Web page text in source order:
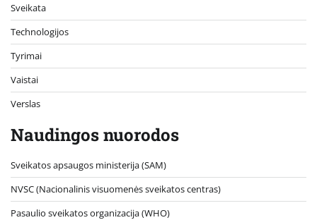
Sveikata
Technologijos
Tyrimai
Vaistai
Verslas
Naudingos nuorodos
Sveikatos apsaugos ministerija (SAM)
NVSC (Nacionalinis visuomenės sveikatos centras)
Pasaulio sveikatos organizacija (WHO)